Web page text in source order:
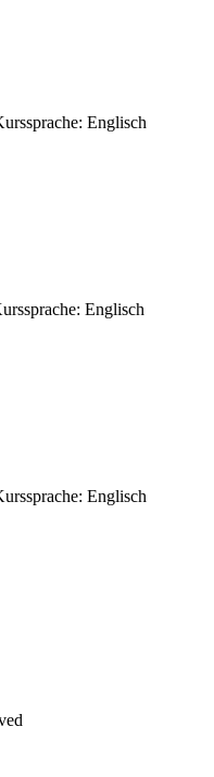
Englisch
Englisch
Englisch